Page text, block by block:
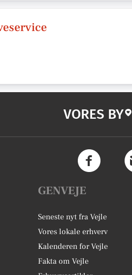
VORES BY
GENVEJE
Seneste nyt fra Vejle
Vores lokale erhverv
Kalenderen for Vejle
Fakta om Vejle